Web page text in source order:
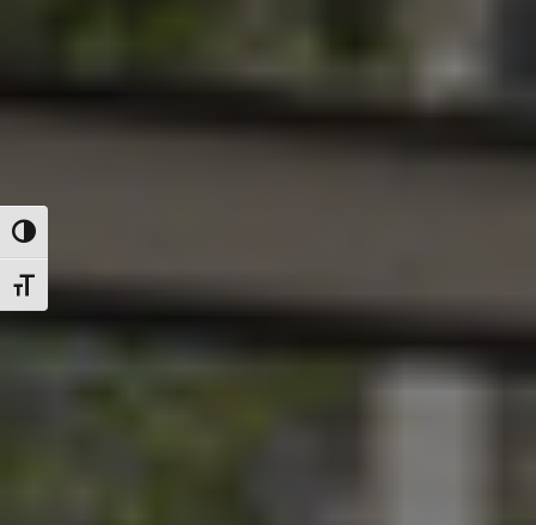
Attiva/disattiva alto contrasto
Attiva/disattiva dimensione testo